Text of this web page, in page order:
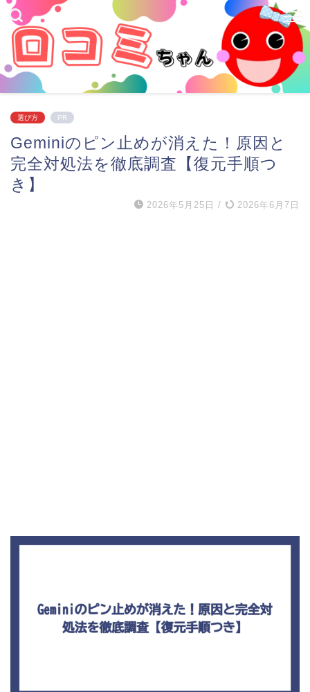
選び方 PR
Geminiのピン止めが消えた！原因と
完全対処法を徹底調査【復元手順つ
き】
2026年5月25日 / 2026年6月7日